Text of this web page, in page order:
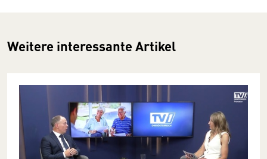
Weitere interessante Artikel